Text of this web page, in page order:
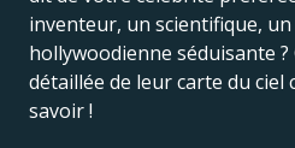
inventeur, un scientifique, un
hollywoodienne séduisante ?
détaillée de leur carte du ciel
savoir !